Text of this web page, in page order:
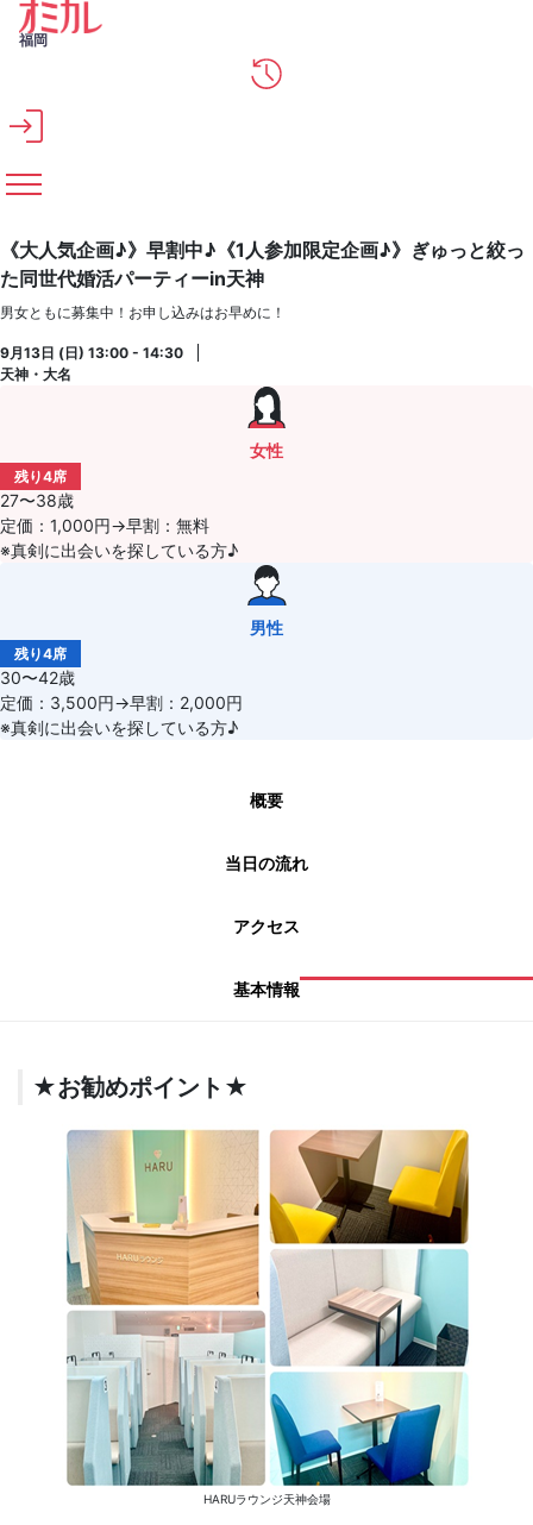
メインコンテンツへスキップ
福岡
《大人気企画♪》早割中♪《1人参加限定企画♪》ぎゅっと絞っ
た同世代婚活パーティーin天神
男女ともに募集中！お申し込みはお早めに！
9月13日 (日) 13:00 - 14:30
天神・大名
女性
残り4席
27〜38歳
定価：1,000円→早割：無料
※真剣に出会いを探している方♪
男性
残り4席
30〜42歳
定価：3,500円→早割：2,000円
※真剣に出会いを探している方♪
概要
当日の流れ
アクセス
基本情報
★お勧めポイント★
HARUラウンジ天神会場